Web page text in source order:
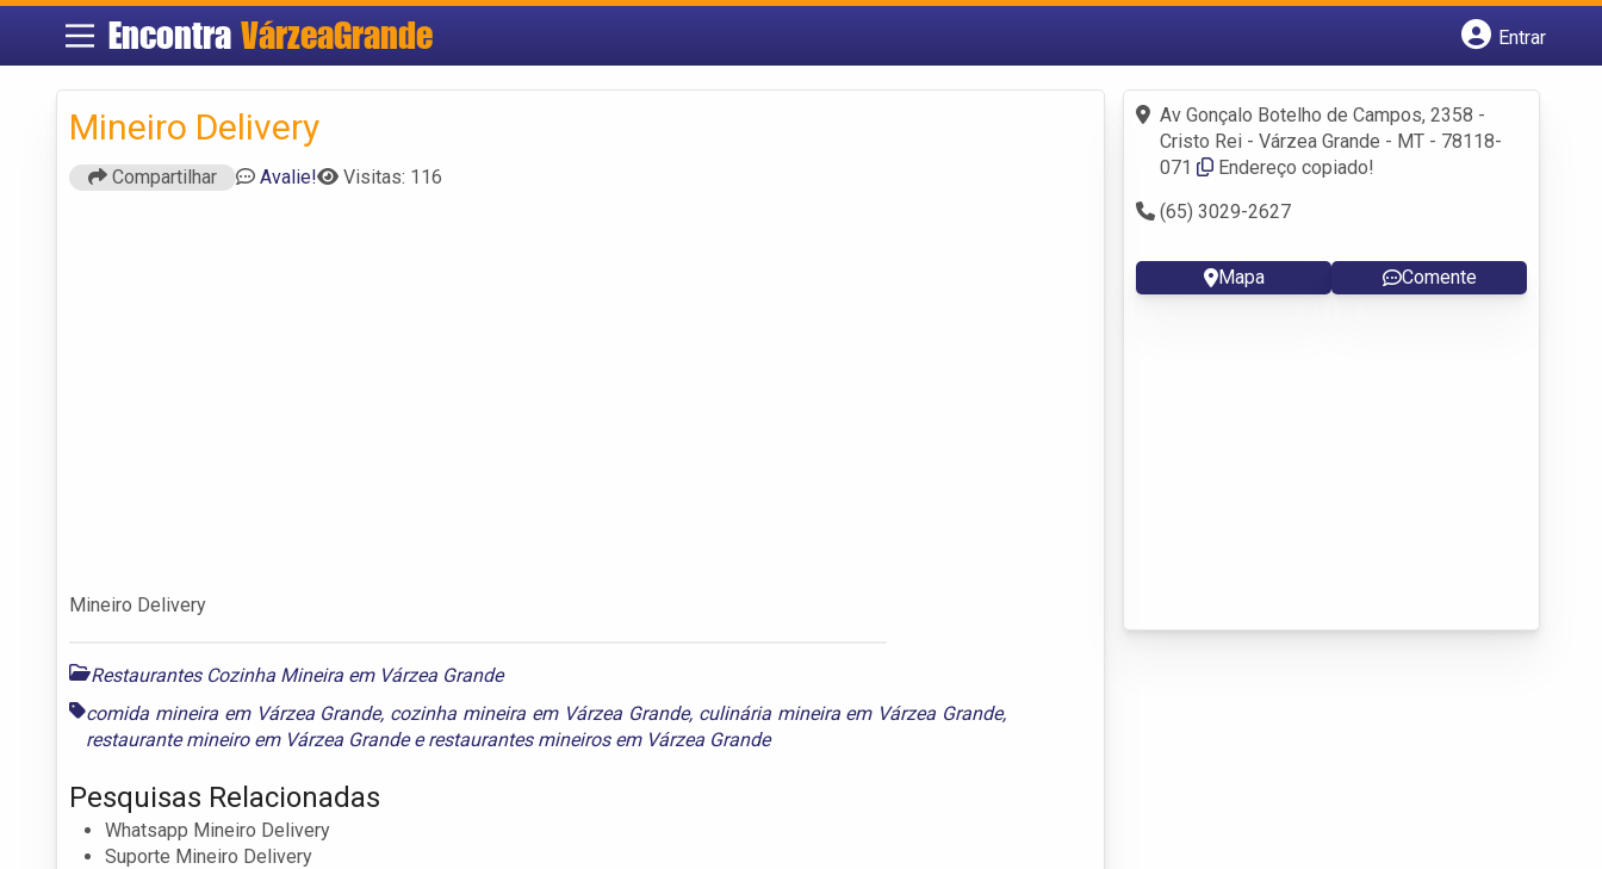
Encontra VárzeaGrande
Entrar
Fazer login
Criar conta
Mineiro Delivery
Compartilhar Avalie! Visitas: 116
Mineiro Delivery
Restaurantes Cozinha Mineira em Várzea Grande
comida mineira em Várzea Grande, cozinha mineira em Várzea Grande, culinária mineira em Várzea Grande,
restaurante mineiro em Várzea Grandeerestaurantes mineiros em Várzea Grande
Pesquisas Relacionadas
Whatsapp Mineiro Delivery
Suporte Mineiro Delivery
Av Gonçalo Botelho de Campos, 2358 -
Cristo Rei - Várzea Grande - MT - 78118-
071
Endereço copiado!
(65) 3029-2627
Mapa Comente